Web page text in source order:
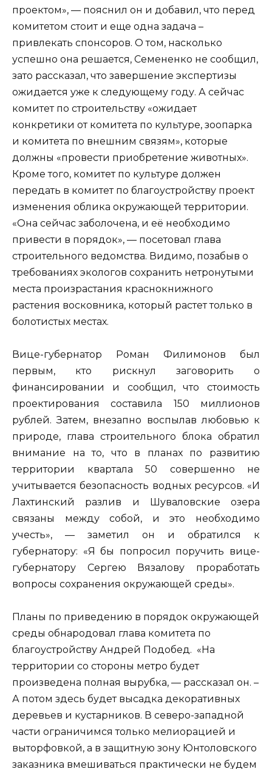
проектом», — пояснил он и добавил, что перед
комитетом стоит и еще одна задача –
привлекать спонсоров. О том, насколько
успешно она решается, Семененко не сообщил,
зато рассказал, что завершение экспертизы
ожидается уже к следующему году. А сейчас
комитет по строительству «ожидает
конкретики от комитета по культуре, зоопарка
и комитета по внешним связям», которые
должны «провести приобретение животных».
Кроме того, комитет по культуре должен
передать в комитет по благоустройству проект
изменения облика окружающей территории.
«Она сейчас заболочена, и её необходимо
привести в порядок», — посетовал глава
строительного ведомства. Видимо, позабыв о
требованиях экологов сохранить нетронутыми
места произрастания краснокнижного
растения восковника, который растет только в
болотистых местах.
Вице-губернатор Роман Филимонов был
первым, кто рискнул заговорить о
финансировании и сообщил, что стоимость
проектирования составила 150 миллионов
рублей. Затем, внезапно воспылав любовью к
природе, глава строительного блока обратил
внимание на то, что в планах по развитию
территории квартала 50 совершенно не
учитывается безопасность водных ресурсов. «И
Лахтинский разлив и Шуваловские озера
связаны между собой, и это необходимо
учесть», — заметил он и обратился к
губернатору: «Я бы попросил поручить вице-
губернатору Сергею Вязалову проработать
вопросы сохранения окружающей среды».
Планы по приведению в порядок окружающей
среды обнародовал глава комитета по
благоустройству Андрей Подобед. «На
территории со стороны метро будет
произведена полная вырубка, — рассказал он. –
А потом здесь будет высадка декоративных
деревьев и кустарников. В северо-западной
части ограничимся только мелиорацией и
выторфовкой, а в защитную зону Юнтоловского
заказника вмешиваться практически не будем